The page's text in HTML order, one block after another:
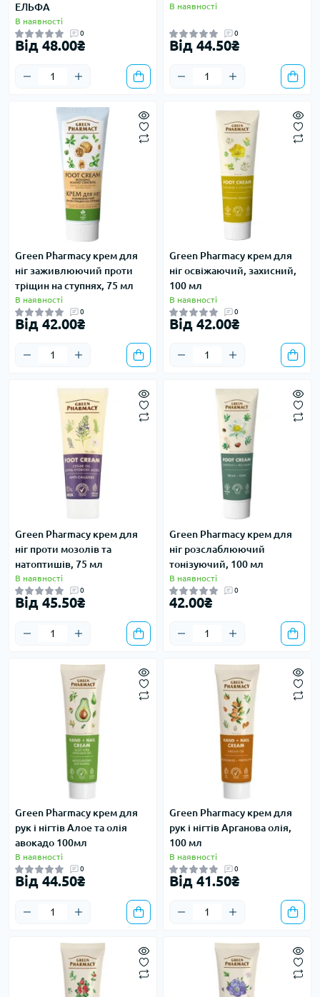
ЕЛЬФА
В наявності
0
Від 48.00₴
В наявності
0
Від 44.50₴
Green Pharmacy крем для
ніг заживлюючий проти
тріщин на ступнях, 75 мл
В наявності
0
Від 42.00₴
Green Pharmacy крем для
ніг освіжаючий, захисний,
100 мл
В наявності
0
Від 42.00₴
Green Pharmacy крем для
ніг проти мозолів та
натоптишів, 75 мл
В наявності
0
Від 45.50₴
Green Pharmacy крем для
ніг розслаблюючий
тонізуючий, 100 мл
В наявності
0
42.00₴
Green Pharmacy крем для
рук і нігтів Алое та олія
авокадо 100мл
В наявності
0
Від 44.50₴
Green Pharmacy крем для
рук і нігтів Арганова олія,
100 мл
В наявності
0
Від 41.50₴